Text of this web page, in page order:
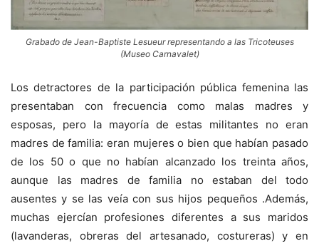
Grabado de Jean-Baptiste Lesueur representando a las Tricoteuses
(Museo Carnavalet)
Los detractores de la participación pública femenina las
presentaban con frecuencia como malas madres y
esposas, pero la mayoría de estas militantes no eran
madres de familia: eran mujeres o bien que habían pasado
de los 50 o que no habían alcanzado los treinta años,
aunque las madres de familia no estaban del todo
ausentes y se las veía con sus hijos pequeños .Además,
muchas ejercían profesiones diferentes a sus maridos
(lavanderas, obreras del artesanado, costureras) y en